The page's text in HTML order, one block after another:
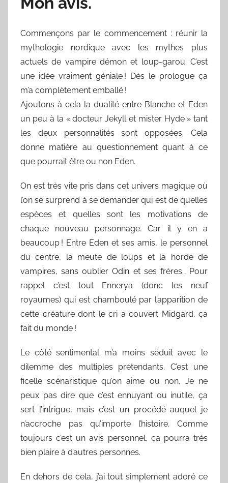
Commençons par le commencement : réunir la
mythologie nordique avec les mythes plus
actuels de vampire démon et loup-garou. C’est
une idée vraiment géniale ! Dès le prologue ça
m’a complètement emballé !
Ajoutons à cela la dualité entre Blanche et Eden
un peu à la « docteur Jekyll et mister Hyde » tant
les deux personnalités sont opposées. Cela
donne matière au questionnement quant à ce
que pourrait être ou non Eden.
On est très vite pris dans cet univers magique où
l’on se surprend à se demander qui est de quelles
espèces et quelles sont les motivations de
chaque nouveau personnage. Car il y en a
beaucoup ! Entre Eden et ses amis, le personnel
du centre, la meute de loups et la horde de
vampires, sans oublier Odin et ses frères… Pour
rappel c’est tout Ennerya (donc les neuf
royaumes) qui est chamboulé par l’apparition de
cette créature dont le cri a couvert Midgard, ça
fait du monde !
Le côté sentimental m’a moins séduit avec le
dilemme des multiples prétendants. C’est une
ficelle scénaristique qu’on aime ou non, Je ne
peux pas dire que c’est ennuyant ou inutile, ça
sert l’intrigue, mais c’est un procédé auquel je
n’accroche pas qu’importe l’histoire. Comme
toujours c’est un avis personnel, ça pourra très
bien plaire à d’autres personnes.
En dehors de cela, j’ai tout simplement adoré ce